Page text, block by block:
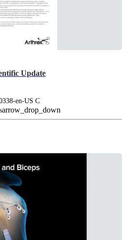
Update
en-US C
arrow_drop_down